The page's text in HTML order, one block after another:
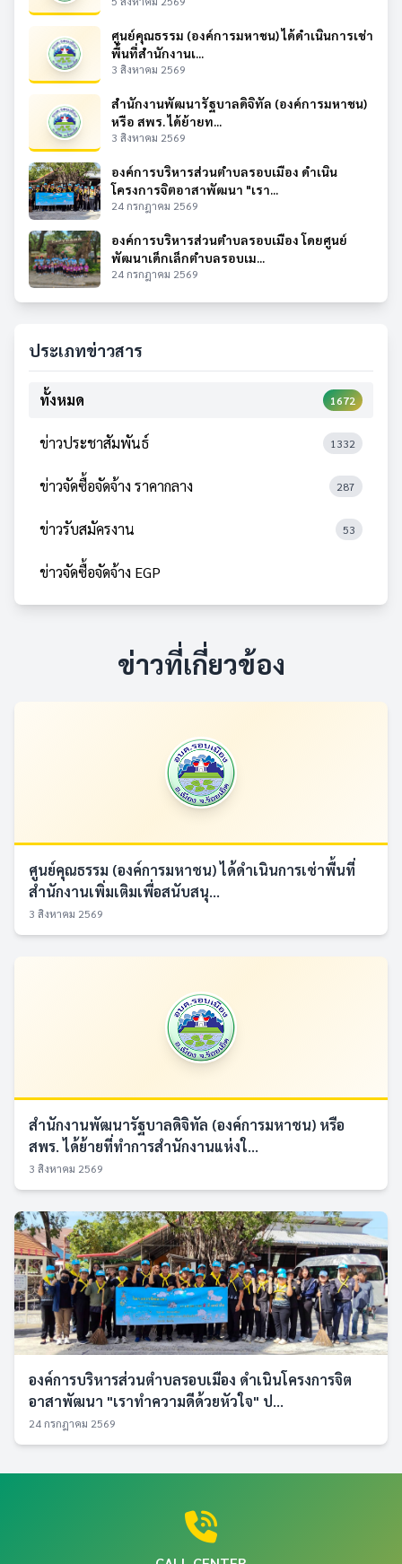
ศูนย์คุณธรรม (องค์การมหาชน) ได้ดำเนินการเช่า
พื้นที่สำนักงานเ...
3 สิงหาคม 2569
สำนักงานพัฒนารัฐบาลดิจิทัล (องค์การมหาชน)
หรือ สพร. ได้ย้ายท...
3 สิงหาคม 2569
องค์การบริหารส่วนตำบลรอบเมือง ดำเนิน
โครงการจิตอาสาพัฒนา "เรา...
24 กรกฎาคม 2569
องค์การบริหารส่วนตำบลรอบเมือง โดยศูนย์
พัฒนาเด็กเล็กตำบลรอบเม...
24 กรกฎาคม 2569
ประเภทข่าวสาร
ทั้งหมด 1672
ข่าวประชาสัมพันธ์ 1332
ข่าวจัดซื้อจัดจ้าง ราคากลาง 287
ข่าวรับสมัครงาน 53
ข่าวจัดซื้อจัดจ้าง EGP
ข่าวที่เกี่ยวข้อง
ศูนย์คุณธรรม (องค์การมหาชน) ได้ดำเนินการเช่าพื้นที่
สำนักงานเพิ่มเติมเพื่อสนับสนุ...
3 สิงหาคม 2569
สำนักงานพัฒนารัฐบาลดิจิทัล (องค์การมหาชน) หรือ
สพร. ได้ย้ายที่ทำการสำนักงานแห่งใ...
3 สิงหาคม 2569
องค์การบริหารส่วนตำบลรอบเมือง ดำเนินโครงการจิต
อาสาพัฒนา "เราทำความดีด้วยหัวใจ" ป...
24 กรกฎาคม 2569